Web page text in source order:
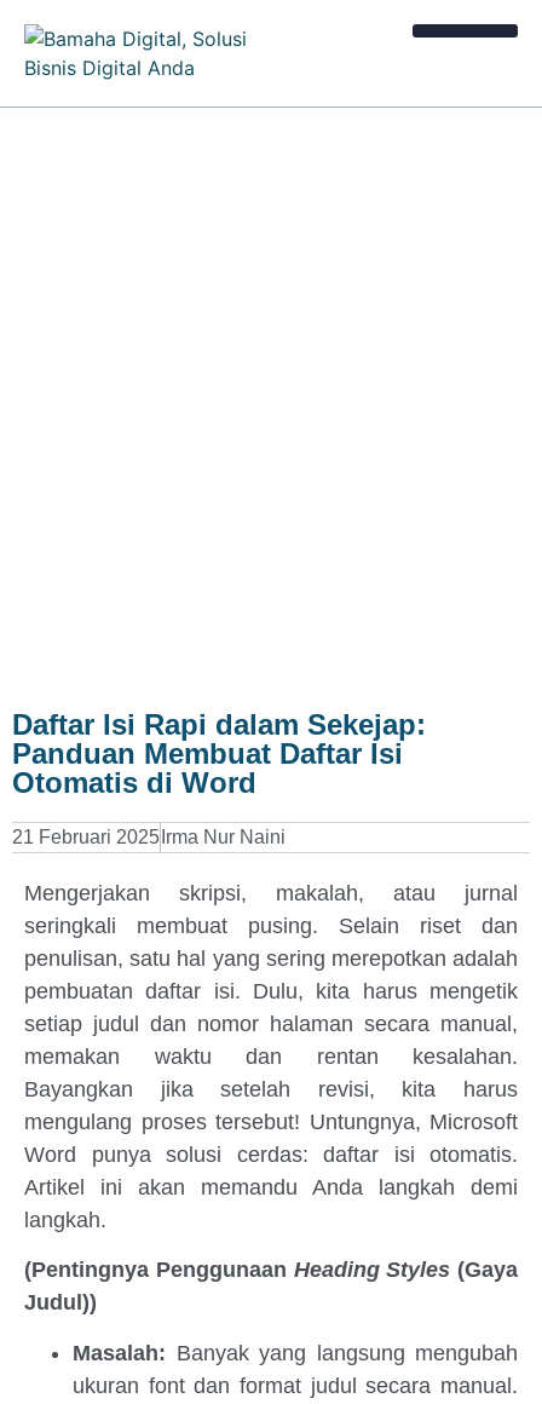
Daftar Isi Rapi dalam Sekejap:
Panduan Membuat Daftar Isi
Otomatis di Word
21 Februari 2025 Irma Nur Naini
Mengerjakan skripsi, makalah, atau jurnal
seringkali membuat pusing. Selain riset dan
penulisan, satu hal yang sering merepotkan adalah
pembuatan daftar isi. Dulu, kita harus mengetik
setiap judul dan nomor halaman secara manual,
memakan waktu dan rentan kesalahan.
Bayangkan jika setelah revisi, kita harus
mengulang proses tersebut! Untungnya, Microsoft
Word punya solusi cerdas: daftar isi otomatis.
Artikel ini akan memandu Anda langkah demi
langkah.
(Pentingnya Penggunaan Heading Styles (Gaya
Judul))
Masalah: Banyak yang langsung mengubah
ukuran font dan format judul secara manual.